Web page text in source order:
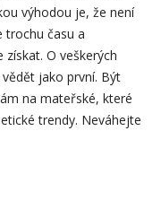
výhodou je, že není
trochu času a
O veškerých
jako první. Být
na mateřské, které
trendy. Neváhejte